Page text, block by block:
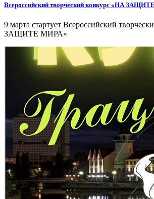
Всероссийский творческий конкурс «НА
9 марта стартует Всероссийский
ЗАЩИТЕ МИРА»